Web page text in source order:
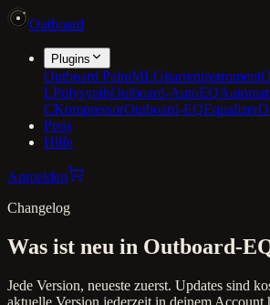
Outboard
Plugins
Outboard PalmMLGitarreninstrument
LPolysynthOutboard-AutoEQ
CKompressorOutboard-EQEqualizer
Preis
Hilfe
Anmelden
Changelog
Was ist neu in Outboard-
Jede Version, neueste zuerst. Updates sind
aktuelle Version jederzeit in deinem Account